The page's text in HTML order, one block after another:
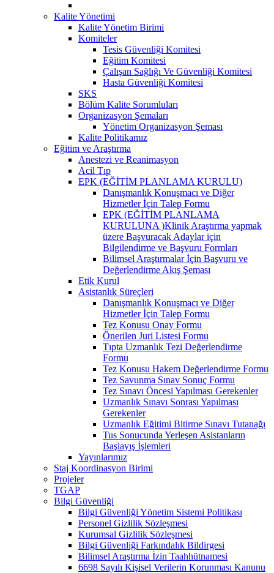
Kalite Yönetimi
Kalite Yönetim Birimi
Komiteler
Tesis Güvenliği Komitesi
Eğitim Komitesi
Çalışan Sağlığı Ve Güvenliği Komitesi
Hasta Güvenliği Komitesi
SKS
Bölüm Kalite Sorumluları
Organizasyon Şemaları
Yönetim Organizasyon Şeması
Kalite Politikamız
Eğitim ve Araştırma
Anestezi ve Reanimasyon
Acil Tıp
EPK (EĞİTİM PLANLAMA KURULU)
Danışmanlık Konuşmacı ve Diğer
Hizmetler İçin Talep Formu
EPK (EĞİTİM PLANLAMA
KURULUNA )Klinik Araştırma yapmak
üzere Başvuracak Adaylar için
Bilgilendirme ve Başvuru Formları
Bilimsel Araştırmalar İçin Başvuru ve
Değerlendirme Akış Şeması
Etik Kurul
Asistanlık Süreçleri
Danışmanlık Konuşmacı ve Diğer
Hizmetler İçin Talep Formu
Tez Konusu Onay Formu
Önerilen Juri Listesi Formu
Tıpta Uzmanlık Tezi Değerlendirme
Formu
Tez Konusu Hakem Değerlendirme Formu
Tez Savunma Sınav Sonuç Formu
Tez Sınavı Öncesi Yapılması Gerekenler
Uzmanlık Sınavı Sonrası Yapılması
Gerekenler
Uzmanlık Eğitimi Bitirme Sınavı Tutanağı
Tus Sonucunda Yerleşen Asistanların
Başlayış İşlemleri
Yayınlarımız
Staj Koordinasyon Birimi
Projeler
TGAP
Bilgi Güvenliği
Bilgi Güvenliği Yönetim Sistemi Politikası
Personel Gizlilik Sözleşmesi
Kurumsal Gizlilik Sözleşmesi
Bilgi Güvenliği Farkındalık Bildirgesi
Bilimsel Araştırma İzin Taahhütnamesi
6698 Sayılı Kişisel Verilerin Korunması Kanunu